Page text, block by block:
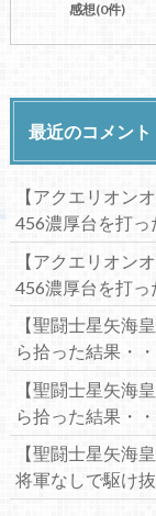
感想(0件)
最近のコメント
【アクエリオン
456濃厚台を打っ
【アクエリオン
456濃厚台を打っ
【聖闘士星矢海
ら拾った結果・・
【聖闘士星矢海
ら拾った結果・・
【聖闘士星矢海
将軍なしで駆け